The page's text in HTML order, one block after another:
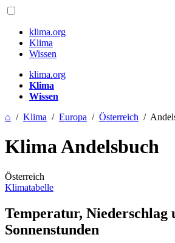
klima.org
Klima
Wissen
klima.org
Klima
Wissen
⌂ / Klima / Europa / Österreich /
Klima Andelsbuch
Österreich
Klimatabelle
Temperatur, Niederschlag
Sonnenstunden